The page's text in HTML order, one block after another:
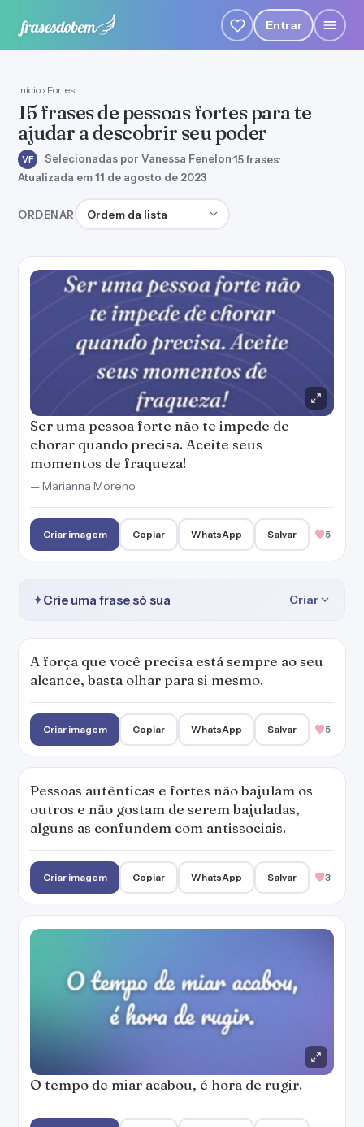
Entrar
Início › Fortes
15 frases de pessoas fortes para te
ajudar a descobrir seu poder
VF Selecionadas por Vanessa Fenelon·15 frases·
Atualizada em 11 de agosto de 2023
ORDENAR Ordenar frases
Ser uma pessoa forte não te impede de
chorar quando precisa. Aceite seus
momentos de fraqueza!
— Marianna Moreno
Criar imagem Copiar WhatsApp Salvar 5
✦Crie uma frase só sua Criar
A força que você precisa está sempre ao seu
alcance, basta olhar para si mesmo.
Criar imagem Copiar WhatsApp Salvar 5
Pessoas autênticas e fortes não bajulam os
outros e não gostam de serem bajuladas,
alguns as confundem com antissociais.
Criar imagem Copiar WhatsApp Salvar 3
O tempo de miar acabou, é hora de rugir.